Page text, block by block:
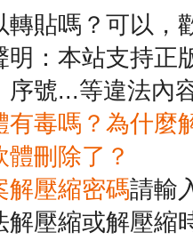
轉貼嗎？可以，
明：本站支持正
序號...等違法內
有毒嗎？為什麼
刪除了？
解壓縮密碼請輸
解壓縮或解壓縮